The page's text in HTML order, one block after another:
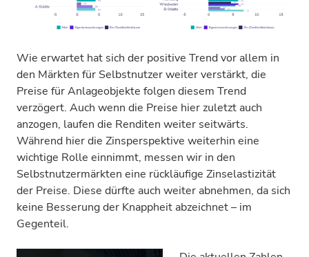
Wie erwartet hat sich der positive Trend vor allem in
den Märkten für Selbstnutzer weiter verstärkt, die
Preise für Anlageobjekte folgen diesem Trend
verzögert. Auch wenn die Preise hier zuletzt auch
anzogen, laufen die Renditen weiter seitwärts.
Während hier die Zinsperspektive weiterhin eine
wichtige Rolle einnimmt, messen wir in den
Selbstnutzermärkten eine rückläufige Zinselastizität
der Preise. Diese dürfte auch weiter abnehmen, da sich
keine Besserung der Knappheit abzeichnet – im
Gegenteil.